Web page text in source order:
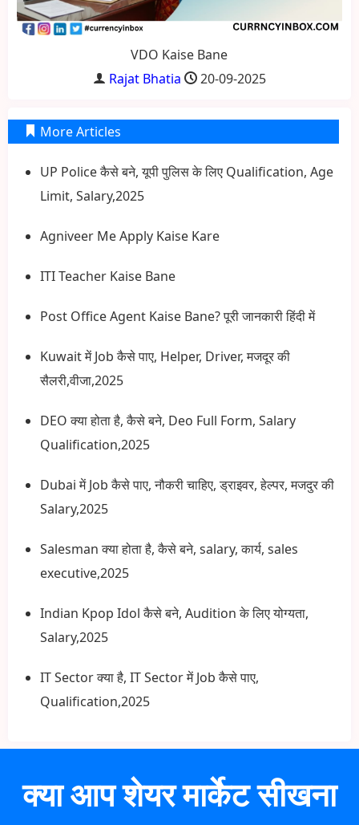
VDO Kaise Bane
Rajat Bhatia
20-09-2025
More Articles
UP Police कैसे बने, यूपी पुलिस के लिए Qualification, Age
Limit, Salary,2025
Agniveer Me Apply Kaise Kare
ITI Teacher Kaise Bane
Post Office Agent Kaise Bane? पूरी जानकारी हिंदी में
Kuwait में Job कैसे पाए, Helper, Driver, मजदूर की
सैलरी,वीजा,2025
DEO क्या होता है, कैसे बने, Deo Full Form, Salary
Qualification,2025
Dubai में Job कैसे पाए, नौकरी चाहिए, ड्राइवर, हेल्पर, मजदुर की
Salary,2025
Salesman क्या होता है, कैसे बने, salary, कार्य, sales
executive,2025
Indian Kpop Idol कैसे बने, Audition के लिए योग्यता,
Salary,2025
IT Sector क्या है, IT Sector में Job कैसे पाए,
Qualification,2025
क्या आप शेयर मार्केट सीखना